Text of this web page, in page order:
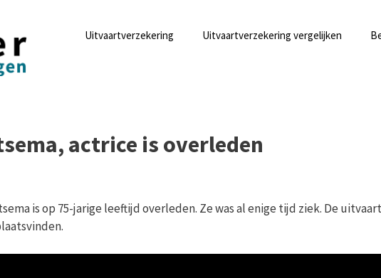
Uitvaartverzekering Uitvaartverzekering vergelijken
actrice is overleden
is op 75-jarige leeftijd overleden. Ze was al enige tijd ziek. De